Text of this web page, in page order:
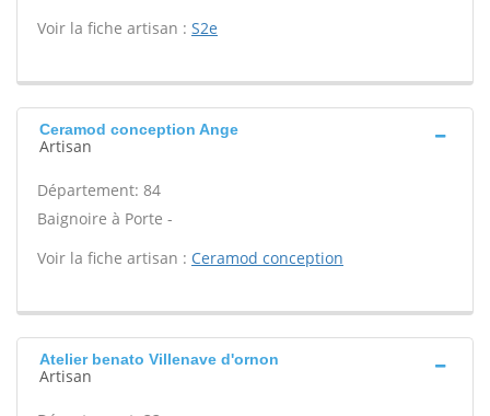
Voir la fiche artisan : S2e
Ceramod conception Ange
Artisan
Département: 84
Baignoire à Porte -
Voir la fiche artisan : Ceramod conception
Atelier benato Villenave d'ornon
Artisan